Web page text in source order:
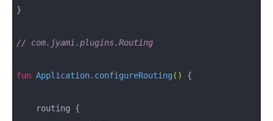
}
// com.jyami.plugins.Routing
fun Application. configureRouting () {
    routing {